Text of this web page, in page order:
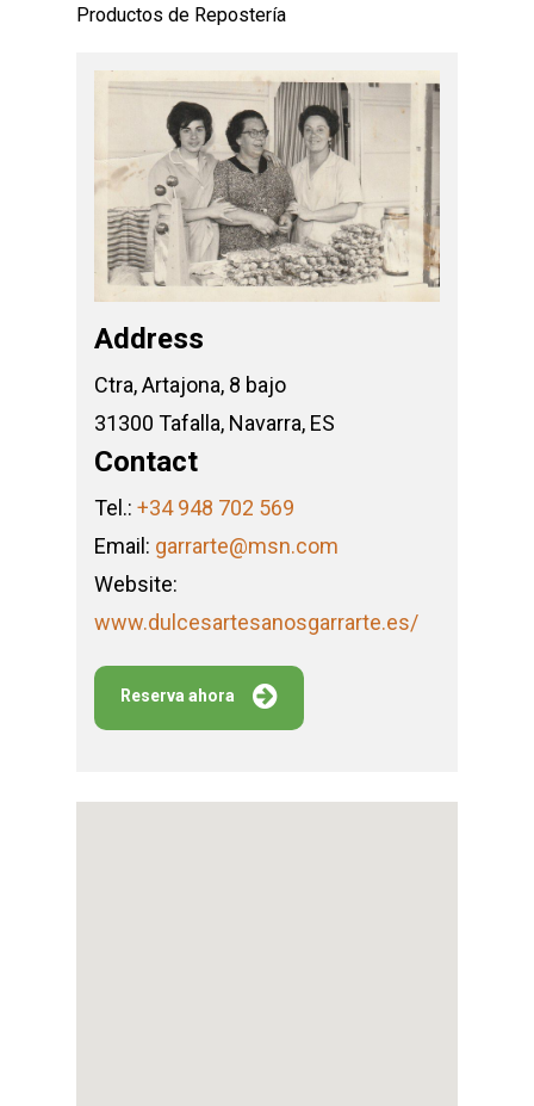
Productos de Repostería
Address
Ctra, Artajona, 8 bajo
31300 Tafalla, Navarra, ES
Contact
Tel.: +34 948 702 569
Email: garrarte@msn.com
Website:
www.dulcesartesanosgarrarte.es/
Reserva ahora